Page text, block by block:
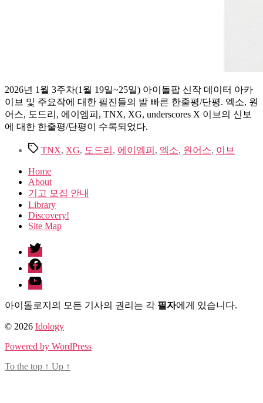
2026년 1월 3주차(1월 19일~25일) 아이돌팝 신작 데이터 아카
이브 및 주요작에 대한 필진들의 발 빠른 한줄평/단평. 엑소, 원
어스, 도드리, 에이엠피, TNX, XG, underscores X 이브의 신보
에 대한 한줄평/단평이 수록되었다.
TagsTNX, XG, 도드리 , 에이엠피 , 엑소, 원어스, 이브
Home
About
기고 모집 안내
Library
Discovery!
Site Map
twitter
facebook
Youtube
아이돌로지의 모든 기사의 권리는 각 필자에게 있습니다.
© 2026 Idology
Powered by WordPress
To the top ↑ Up ↑